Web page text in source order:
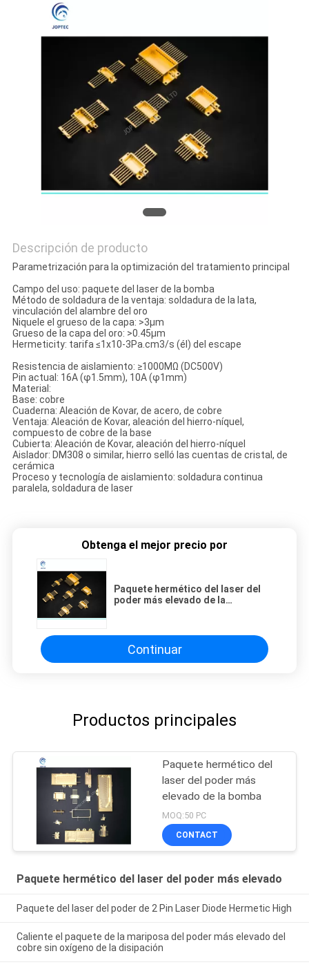
MAPA
PRIVACY
POLICY
Descripción de producto
Parametrización para la optimización del tratamiento principal
Campo del uso: paquete del laser de la bomba
Método de soldadura de la ventaja: soldadura de la lata,
vinculación del alambre del oro
Niquele el grueso de la capa: >3μm
Grueso de la capa del oro: >0.45μm
Hermeticity: tarifa ≤1x10-3Pa.cm3/s (él) del escape
Resistencia de aislamiento: ≥1000MΩ (DC500V)
Pin actual: 16A (φ1.5mm), 10A (φ1mm)
Material:
Base: cobre
Cuaderna: Aleación de Kovar, de acero, de cobre
Ventaja: Aleación de Kovar, aleación del hierro-níquel,
compuesto de cobre de la base
Cubierta: Aleación de Kovar, aleación del hierro-níquel
Aislador: DM308 o similar, hierro selló las cuentas de cristal, de
cerámica
Proceso y tecnología de aislamiento: soldadura continua
paralela, soldadura de laser
Obtenga el mejor precio por
Paquete hermético del laser del
poder más elevado de la
Continuar
Productos principales
Paquete hermético del
laser del poder más
elevado de la bomba
MOQ:50 PC
CONTACT
Paquete hermético del laser del poder más elevado
Paquete del laser del poder de 2 Pin Laser Diode Hermetic High
Caliente el paquete de la mariposa del poder más elevado del
cobre sin oxígeno de la disipación